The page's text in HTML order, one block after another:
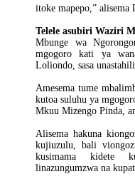
itoke mapepo,”
Telele asubiri Waziri
Mbunge wa
mgogoro kati ya
Loliondo, sasa
Amesema tume
kutoa suluhu ya
Mkuu Mizengo Pinda,
Alisema hakuna
kujiuzulu, bali
kusimama kidete
linazungumzwa na